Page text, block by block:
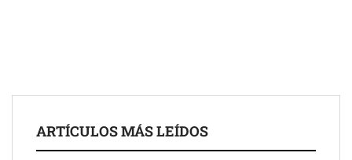
ARTÍCULOS MÁS LEÍDOS